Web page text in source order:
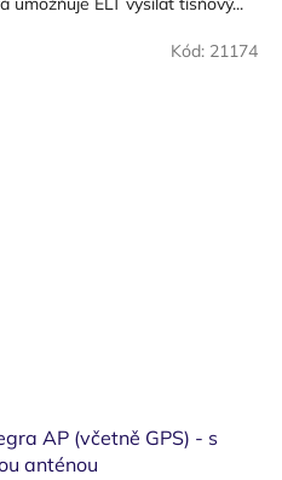
AP (včetně GPS) - s
anténou
Kód: 21174